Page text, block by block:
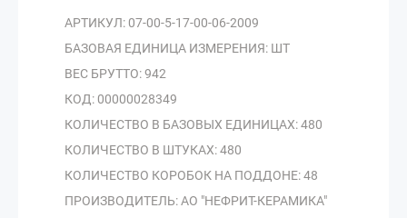
АРТИКУЛ: 07-00-5-17-00-06-2009
БАЗОВАЯ ЕДИНИЦА ИЗМЕРЕНИЯ: ШТ
ВЕС БРУТТО: 942
КОД: 00000028349
КОЛИЧЕСТВО В БАЗОВЫХ ЕДИНИЦАХ: 480
КОЛИЧЕСТВО В ШТУКАХ: 480
КОЛИЧЕСТВО КОРОБОК НА ПОДДОНЕ: 48
ПРОИЗВОДИТЕЛЬ: АО "НЕФРИТ-КЕРАМИКА"